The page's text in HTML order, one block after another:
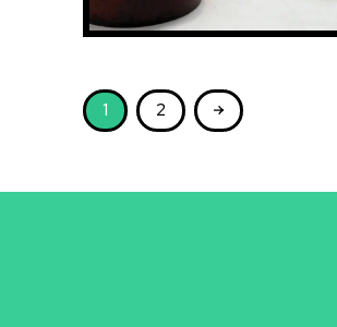
1 2